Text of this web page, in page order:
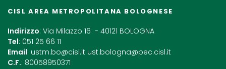
CISL AREA METROPOLITANA BOLOGNESE
Indirizzo: Via Milazzo 16 - 40121 BOLOGNA
Tel: 051 25 66 11
Email: ustm.bo@cisl.it ust.bologna@pec.cisl.it
C.F.: 80058950371